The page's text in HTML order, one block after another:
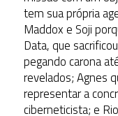
tem sua própria
Maddox e Soji
Data, que
pegando carona
revelados; Agnes
representar a
ciberneticista; e